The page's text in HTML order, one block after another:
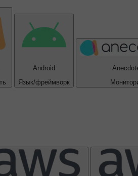
Android
Язык/фреймворк